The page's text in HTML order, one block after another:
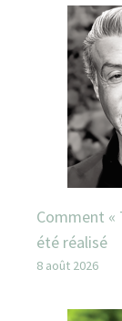
Comment «
été réalisé
8 août 2026